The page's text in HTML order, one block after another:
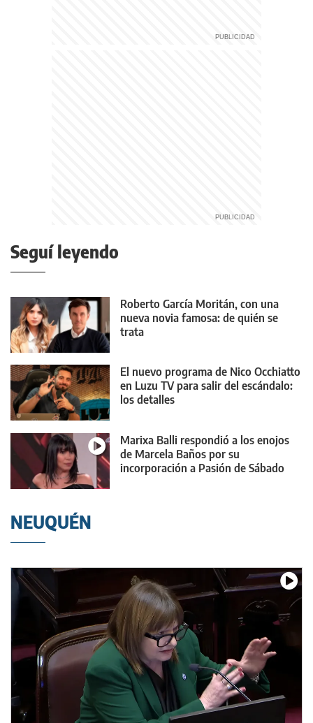
Seguí leyendo
Roberto García Moritán, con una
nueva novia famosa: de quién se
trata
El nuevo programa de Nico Occhiatto
en Luzu TV para salir del escándalo:
los detalles
Marixa Balli respondió a los enojos
de Marcela Baños por su
incorporación a Pasión de Sábado
NEUQUÉN